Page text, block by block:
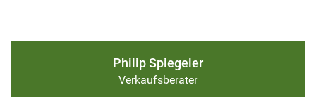
Philip Spiegeler
Verkaufsberater